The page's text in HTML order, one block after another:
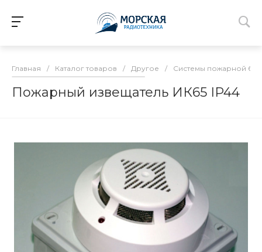
Главная / Каталог товаров / Другое / Системы пожарной
Пожарный извещатель ИК65 IP44